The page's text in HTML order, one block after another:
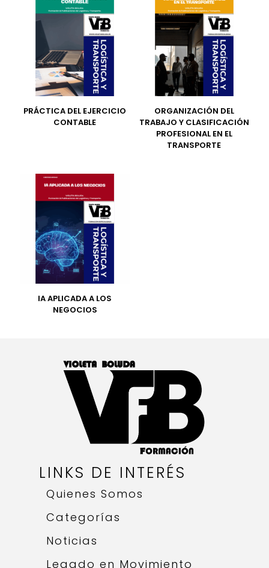
PRÁCTICA DEL EJERCICIO
CONTABLE
ORGANIZACIÓN DEL
TRABAJO Y CLASIFICACIÓN
PROFESIONAL EN EL
TRANSPORTE
IA APLICADA A LOS
NEGOCIOS
LINKS DE INTERÉS
Quienes Somos
Categorías
Noticias
Legado en Movimiento